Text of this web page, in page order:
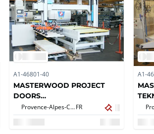
A1-46801-40
MASTERWOOD PROJECT
DOORS
Türbearbeitungszentrum
Provence-Alpes-Côte d'Azur,FR
A1-